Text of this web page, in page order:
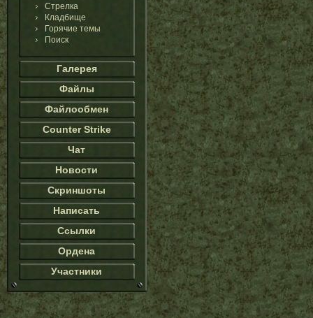
Стрелка
Кладбище
Горячие темы
Поиск
Галерея
Файлы
Файлообмен
Counter Strike
Чат
Новости
Скриншоты
Написать
Ссылки
Ордена
Участники